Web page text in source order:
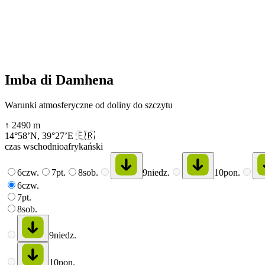
Imba di Damhena
Warunki atmosferyczne od doliny do szczytu
↑ 2490 m
14°58’N, 39°27’E 🇪🇷
czas wschodnioafrykański
6czw. 7pt. 8sob. 9niedz. 10pon.
6czw.
7pt.
8sob.
9niedz.
10pon.